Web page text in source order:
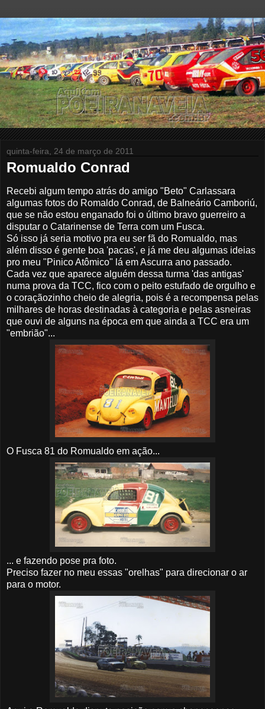
quinta-feira, 24 de março de 2011
Romualdo Conrad
Recebi algum tempo atrás do amigo "Beto" Carlassara
algumas fotos do Romaldo Conrad, de Balneário Camboriú,
que se não estou enganado foi o último bravo guerreiro a
disputar o Catarinense de Terra com um Fusca.
Só isso já seria motivo pra eu ser fã do Romualdo, mas
além disso é gente boa 'pacas', e já me deu algumas ideias
pro meu "Pinico Atômico" lá em Ascurra ano passado.
Cada vez que aparece alguém dessa turma 'das antigas'
numa prova da TCC, fico com o peito estufado de orgulho e
o coraçãozinho cheio de alegria, pois é a recompensa pelas
milhares de horas destinadas à categoria e pelas asneiras
que ouvi de alguns na época em que ainda a TCC era um
"embrião"...
O Fusca 81 do Romualdo em ação...
... e fazendo pose pra foto.
Preciso fazer no meu essas "orelhas" para direcionar o ar
para o motor.